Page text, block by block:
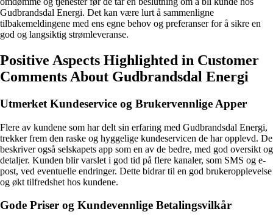
Gudbrandsdal Energi. Det kan være lurt å sammenligne
tilbakemeldingene med ens egne behov og preferanser for å sikre en
god og langsiktig strømleveranse.
Positive Aspects Highlighted in Customer
Comments About Gudbrandsdal Energi
Utmerket Kundeservice og Brukervennlige Apper
Flere av kundene som har delt sin erfaring med Gudbrandsdal Energi,
trekker frem den raske og hyggelige kundeservicen de har opplevd. De
beskriver også selskapets app som en av de bedre, med god oversikt og
detaljer. Kunden blir varslet i god tid på flere kanaler, som SMS og e-
post, ved eventuelle endringer. Dette bidrar til en god brukeropplevelse
og økt tilfredshet hos kundene.
Gode Priser og Kundevennlige Betalingsvilkår